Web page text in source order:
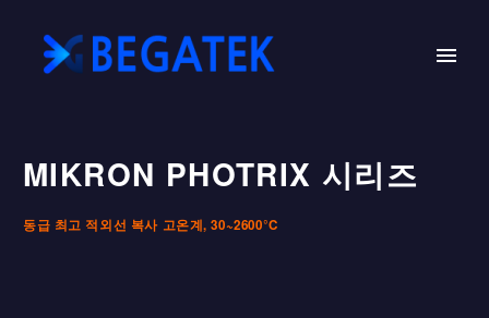
MIKRON PHOTRIX 시리즈
동급 최고 적외선 복사 고온계, 30~2600°C